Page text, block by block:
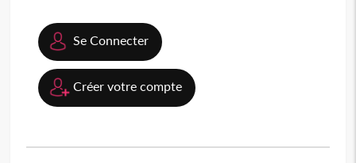
Se Connecter
Créer votre compte